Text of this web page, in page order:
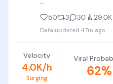
技巧。
河。
除了学生会和社团狗屁
年抖音，打了四年游戏
到了这一步才逼着自己
50 3 30 29.0K
Data updated 47m ago
Velocity
4.0K/h
Surging
Viral
62%